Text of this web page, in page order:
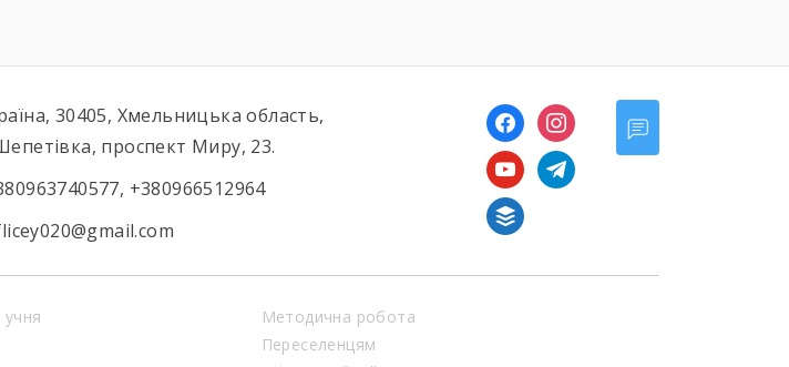
30405, Хмельницька область,
проспект Миру, 23.
+380966512964
facebookinstagram
youtubetelegram
buffer
учня
Методична робота
Переселенцям